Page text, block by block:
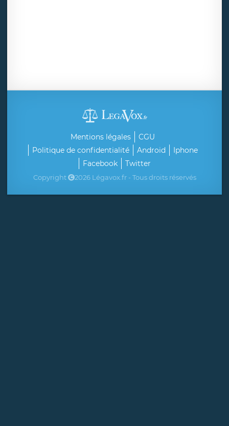
Mentions légales
CGU
Politique de confidentialité
Android
Iphone
Facebook
Twitter
Copyright 2026 Légavox.fr - Tous droits réservés